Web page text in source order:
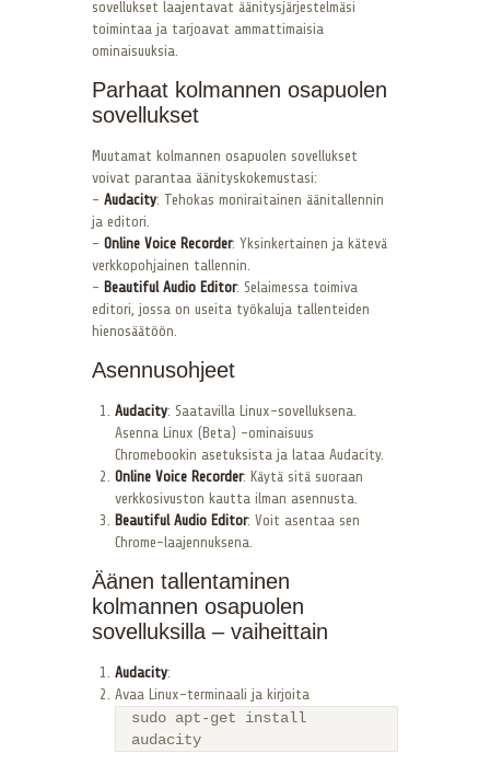
sovellukset laajentavat äänitysjärjestelmäsi
toimintaa ja tarjoavat ammattimaisia
ominaisuuksia.
Parhaat kolmannen osapuolen
sovellukset
Muutamat kolmannen osapuolen sovellukset
voivat parantaa äänityskokemustasi:
– Audacity: Tehokas moniraitainen äänitallennin
ja editori.
– Online Voice Recorder: Yksinkertainen ja kätevä
verkkopohjainen tallennin.
– Beautiful Audio Editor: Selaimessa toimiva
editori, jossa on useita työkaluja tallenteiden
hienosäätöön.
Asennusohjeet
Audacity: Saatavilla Linux-sovelluksena.
Asenna Linux (Beta) -ominaisuus
Chromebookin asetuksista ja lataa Audacity.
Online Voice Recorder: Käytä sitä suoraan
verkkosivuston kautta ilman asennusta.
Beautiful Audio Editor: Voit asentaa sen
Chrome-laajennuksena.
Äänen tallentaminen
kolmannen osapuolen
sovelluksilla – vaiheittain
Audacity:
Avaa Linux-terminaali ja kirjoita
sudo apt-get install
audacity